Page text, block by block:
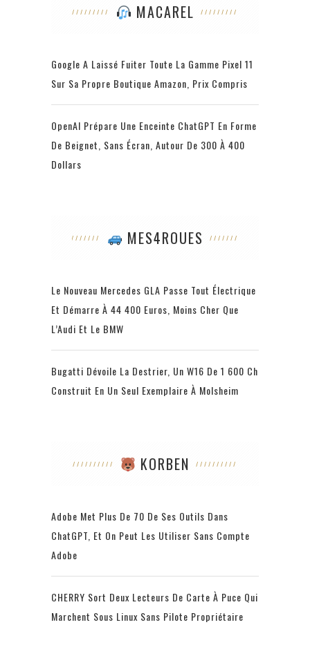
MACAREL
Google A Laissé Fuiter Toute La Gamme Pixel 11
Sur Sa Propre Boutique Amazon, Prix Compris
OpenAI Prépare Une Enceinte ChatGPT En Forme
De Beignet, Sans Écran, Autour De 300 À 400
Dollars
MES4ROUES
Le Nouveau Mercedes GLA Passe Tout Électrique
Et Démarre À 44 400 Euros, Moins Cher Que
L’Audi Et Le BMW
Bugatti Dévoile La Destrier, Un W16 De 1 600 Ch
Construit En Un Seul Exemplaire À Molsheim
KORBEN
Adobe Met Plus De 70 De Ses Outils Dans
ChatGPT, Et On Peut Les Utiliser Sans Compte
Adobe
CHERRY Sort Deux Lecteurs De Carte À Puce Qui
Marchent Sous Linux Sans Pilote Propriétaire